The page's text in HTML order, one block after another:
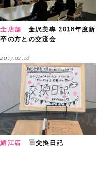
全店舗
金沢美專 2018年度新
卒の方との交流会
鯖江店 交換日記
2017.02.16